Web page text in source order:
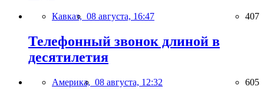
Кавказ, 08 августа, 16:47 407
Телефонный звонок длиной в
десятилетия
Америка, 08 августа, 12:32 605